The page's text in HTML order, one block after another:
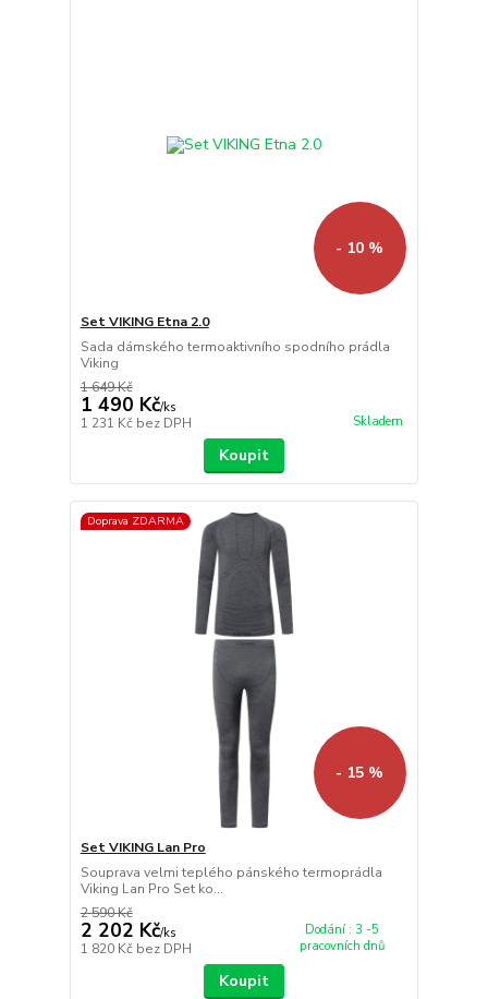
- 10 %
Set VIKING Etna 2.0
Sada dámského termoaktivního spodního prádla
Viking
1 649 Kč
1 490 Kč/ks
1 231 Kč bez DPH Skladem
Koupit
Doprava ZDARMA
- 15 %
Set VIKING Lan Pro
Souprava velmi teplého pánského termoprádla
Viking Lan Pro Set ko...
2 590 Kč
2 202 Kč/ks
1 820 Kč bez DPH
Dodání : 3 -5
pracovních dnů
Koupit